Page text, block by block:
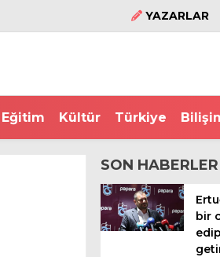
YAZARLAR
Eğitim Kültür Türkiye
SON HABERLER
bir